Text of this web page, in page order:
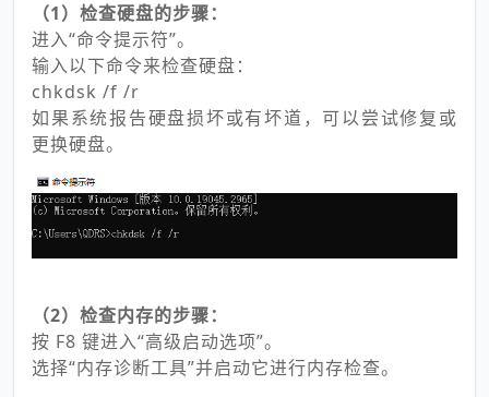
（1）检查硬盘的步骤：
进入“命令提示符”。
输入以下命令来检查硬盘：
chkdsk /f /r
如果系统报告硬盘损坏或有坏道，可以尝试修复或
更换硬盘。
（2）检查内存的步骤：
按 F8 键进入“高级启动选项”。
选择“内存诊断工具”并启动它进行内存检查。